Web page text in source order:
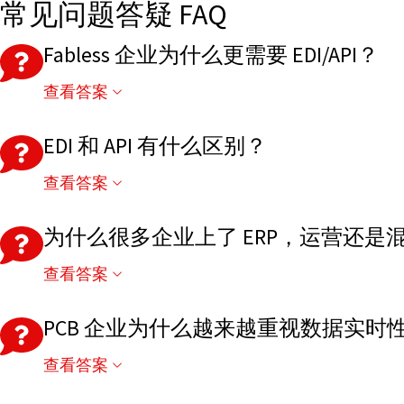
常见问题答疑 FAQ
Fabless 企业为什么更需要 EDI/API？
因为 Fabless 模式天然依赖外部晶圆厂、封测厂与供
查看答案
EDI 和 API 有什么区别？
EDI 更适合订单、ASN、发票等标准化文件交换；API
查看答案
为什么很多企业上了 ERP，运营还是
因为问题往往不在“有没有系统”，而在系统之间是否真
查看答案
PCB 企业为什么越来越重视数据实时
AI 服务器和汽车电子订单变化越来越快，如果数据同
查看答案